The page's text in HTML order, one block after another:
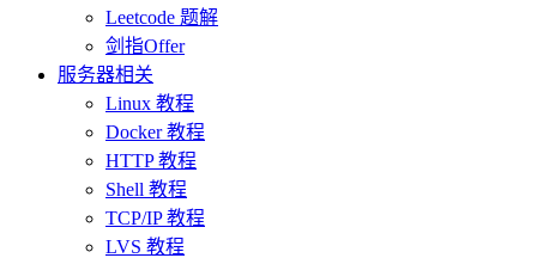
Leetcode 题解
剑指Offer
服务器相关
Linux 教程
Docker 教程
HTTP 教程
Shell 教程
TCP/IP 教程
LVS 教程